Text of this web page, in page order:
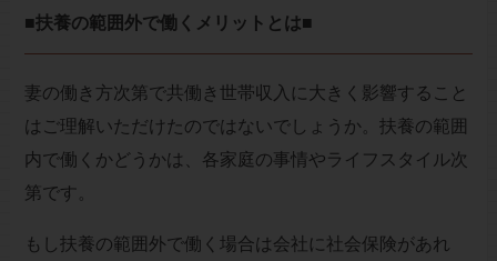
■扶養の範囲外で働くメリットとは■
妻の働き方次第で共働き世帯収入に大きく影響すること
はご理解いただけたのではないでしょうか。扶養の範囲
内で働くかどうかは、各家庭の事情やライフスタイル次
第です。
もし扶養の範囲外で働く場合は会社に社会保険があれ